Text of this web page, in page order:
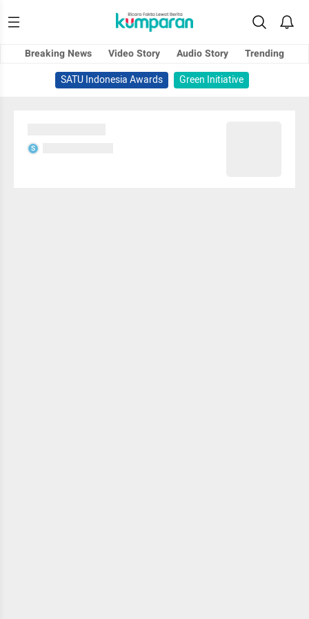
Breaking News Video Story Audio Story
Trending
SATU Indonesia Awards
Green Initiative
S